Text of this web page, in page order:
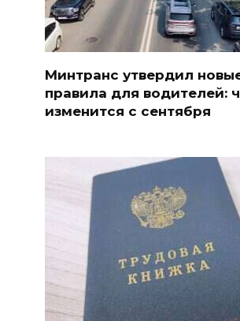
Минтранс утвердил
правила для водителей:
изменится с сентября